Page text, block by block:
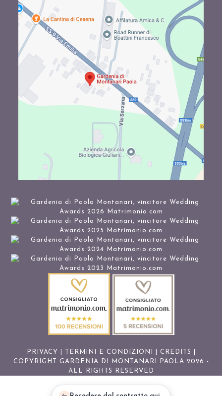
PRIVACY TERMINI E CONDIZIONI CREDITS
COPYRIGHT GARDENIA DI MONTANARI PAOLA 2026 -
ALL RIGHTS RESERVED